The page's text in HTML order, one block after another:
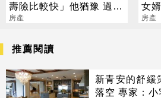
壽險比較快」他猶豫 過來
人讚：真的可考慮
房產
女
能保
房產
推薦閱讀
新青安的舒緩
落空 專家：小